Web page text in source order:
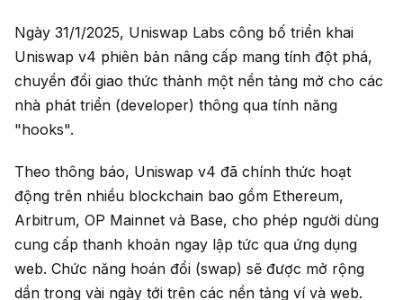
Ngày 31/1/2025, Uniswap Labs công bố triển khai
Uniswap v4 phiên bản nâng cấp mang tính đột phá,
chuyển đổi giao thức thành một nền tảng mở cho các
nhà phát triển (developer) thông qua tính năng
"hooks".
Theo thông báo, Uniswap v4 đã chính thức hoạt
động trên nhiều blockchain bao gồm Ethereum,
Arbitrum, OP Mainnet và Base, cho phép người dùng
cung cấp thanh khoản ngay lập tức qua ứng dụng
web. Chức năng hoán đổi (swap) sẽ được mở rộng
dần trong vài ngày tới trên các nền tảng ví và web.